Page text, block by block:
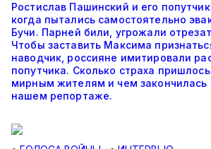
Ростислав Пашинский и его
когда пытались самостоятельно
Бучи. Парней били, угрожали
Чтобы заставить Максима
наводчик, россияне имитировали
попутчика. Сколько страха
мирным жителям и чем закончилась
нашем репортаже.